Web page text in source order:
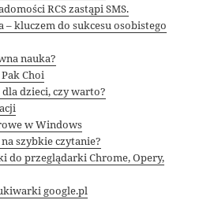
RCS zastąpi SMS.
– kluczem do sukcesu osobistego
nauka?
Choi
dzieci, czy warto?
w Windows
szybkie czytanie?
do przeglądarki Chrome, Opery,
google.pl